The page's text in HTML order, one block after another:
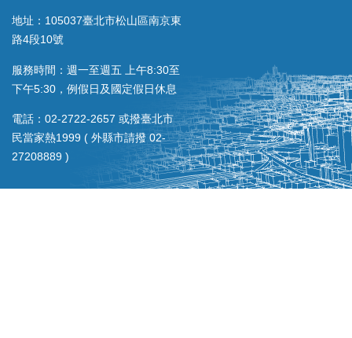
地址：105037臺北市松山區南京東
路4段10號
服務時間：週一至週五 上午8:30至
下午5:30，例假日及國定假日休息
電話：02-2722-2657 或撥臺北市
民當家熱1999 ( 外縣市請撥 02-
27208889 )